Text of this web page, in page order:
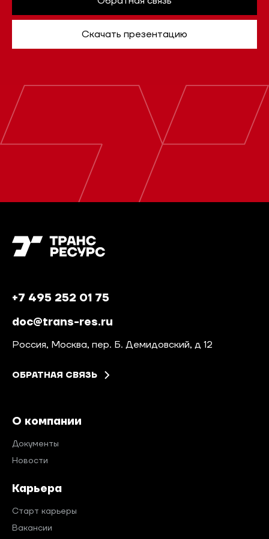
Скачать презентацию
+7 495 252 01 75
doc@trans-res.ru
Россия, Москва, пер. Б. Демидовский, д 12
ОБРАТНАЯ СВЯЗЬ
О компании
Документы
Новости
Карьера
Старт карьеры
Вакансии